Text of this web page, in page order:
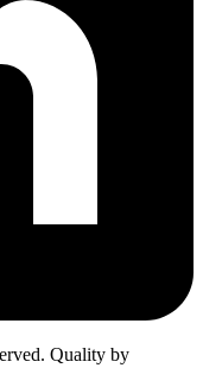
Quality by